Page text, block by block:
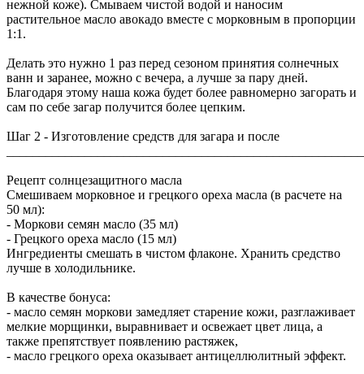
нежной коже). Смываем чистой водой и наносим
растительное масло авокадо вместе с морковным в пропорции
1:1.
Делать это нужно 1 раз перед сезоном принятия солнечных
ванн и заранее, можно с вечера, а лучше за пару дней.
Благодаря этому наша кожа будет более равномерно загорать и
сам по себе загар получится более цепким.
Шаг 2 - Изготовление средств для загара и после
Рецепт солнцезащитного масла
Смешиваем морковное и грецкого ореха масла (в расчете на
50 мл):
- Моркови семян масло (35 мл)
- Грецкого ореха масло (15 мл)
Ингредиенты смешать в чистом флаконе. Хранить средство
лучше в холодильнике.
В качестве бонуса:
- масло семян моркови замедляет старение кожи, разглаживает
мелкие морщинки, выравнивает и освежает цвет лица, а
также препятствует появлению растяжек,
- масло грецкого ореха оказывает антицеллюлитный эффект.